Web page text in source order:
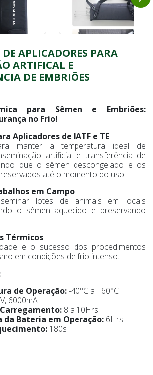
APLICADORES PARA
ARTIFICAL E
DE EMBRIÕES
para Sêmen e Embriões:
no Frio!
Aplicadores de IATF e TE
manter a temperatura ideal de
artificial e transferência de
que o sêmen descongelado e os
até o momento do uso.
em Campo
lotes de animais em locais
o sêmen aquecido e preservando
Térmicos
e o sucesso dos procedimentos
em condições de frio intenso.
de Operação:-40°C a +60°C
6000mA
8 a 10Hrs
da Bateria em Operação: 6Hrs
180s